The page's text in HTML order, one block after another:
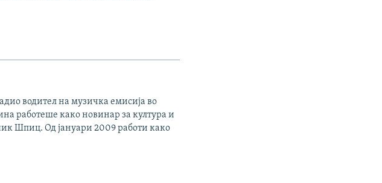
водител на музичка емисија во
работеше како новинар за култура и
Шпиц. Од јануари 2009 работи како